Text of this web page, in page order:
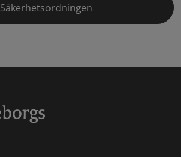
Säkerhetsordningen